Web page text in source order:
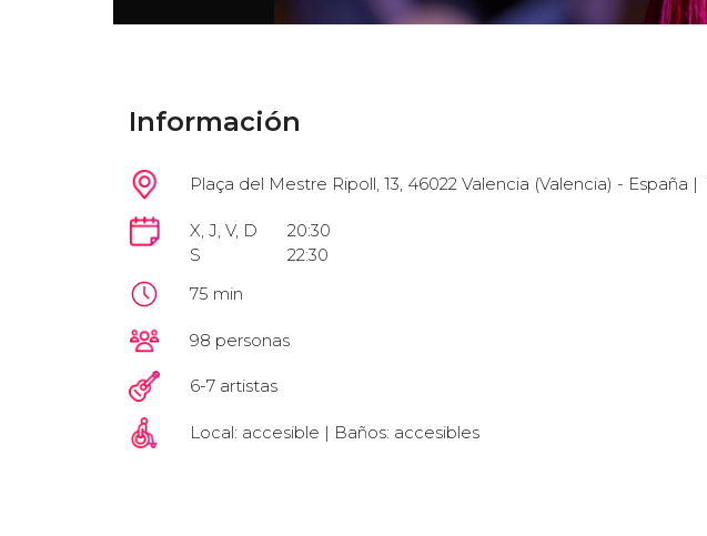
Información
Plaça del Mestre Ripoll, 13, 46022 Valencia (Valencia) - España |
X, J, V, D
S
20:30
22:30
75 min
98 personas
6-7 artistas
Local: accesible | Baños: accesibles